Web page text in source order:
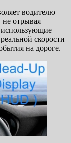
водителю
не отрывая
использующие
скорости
на дороге.